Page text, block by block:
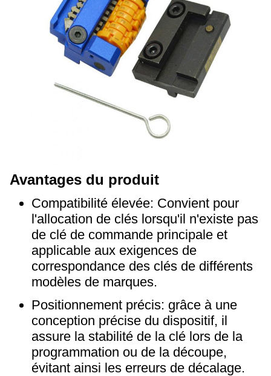
Avantages du produit
Compatibilité élevée: Convient pour
l'allocation de clés lorsqu'il n'existe pas
de clé de commande principale et
applicable aux exigences de
correspondance des clés de différents
modèles de marques.
Positionnement précis: grâce à une
conception précise du dispositif, il
assure la stabilité de la clé lors de la
programmation ou de la découpe,
évitant ainsi les erreurs de décalage.